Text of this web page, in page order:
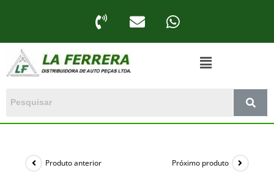
Produto anterior Próximo produto